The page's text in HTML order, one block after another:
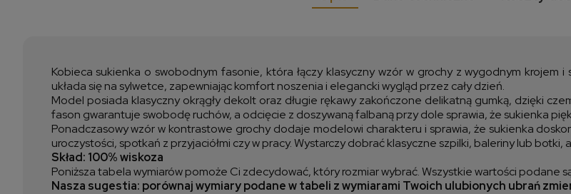
Kobieca sukienka o swobodnym fasonie, która łączy klasyczny wzór w grochy z wygodnym krojem
układa się na sylwetce, zapewniając komfort noszenia i elegancki wygląd przez cały dzień.
Model posiada klasyczny okrągły dekolt oraz długie rękawy zakończone delikatną gumką, dzięki
fason gwarantuje swobodę ruchów, a odcięcie z doszywaną falbaną przy dole sprawia, że sukienka
Ponadczasowy wzór w kontrastowe grochy dodaje modelowi charakteru i sprawia, że sukienka
uroczystości, spotkań z przyjaciółmi czy w pracy. Wystarczy dobrać klasyczne szpilki, baleriny lub
Skład: 100% wiskoza
Poniższa tabela wymiarów pomoże Ci zdecydować, który rozmiar wybrać. Wszystkie wartości podane
Nasza sugestia: porównaj wymiary podane w tabeli z wymiarami Twoich ulubionych ubrań